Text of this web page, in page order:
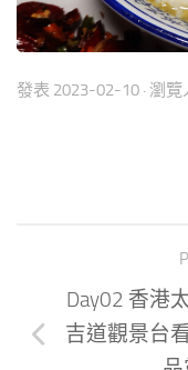
發表 2023-02-10 · 瀏
Day02 香港
吉道觀景台